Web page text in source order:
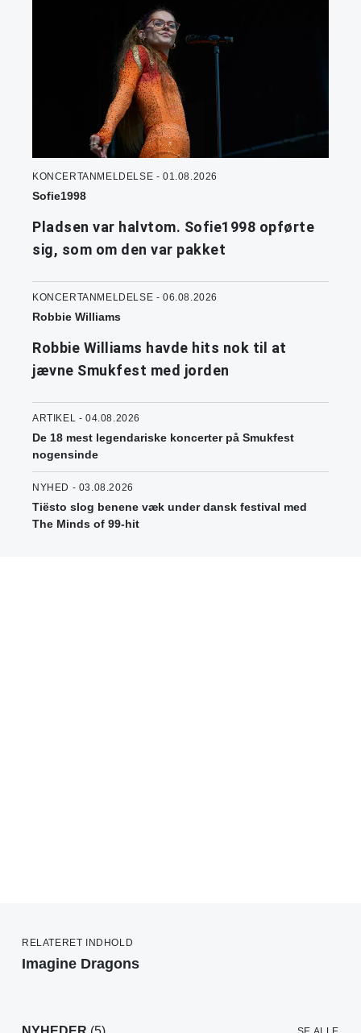
KONCERTANMELDELSE - 01.08.2026
Sofie1998
Pladsen var halvtom. Sofie1998 opførte
sig, som om den var pakket
KONCERTANMELDELSE - 06.08.2026
Robbie Williams
Robbie Williams havde hits nok til at
jævne Smukfest med jorden
ARTIKEL - 04.08.2026
De 18 mest legendariske koncerter på Smukfest
nogensinde
NYHED - 03.08.2026
Tiësto slog benene væk under dansk festival med
The Minds of 99-hit
RELATERET INDHOLD
Imagine Dragons